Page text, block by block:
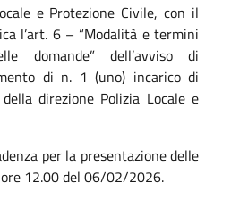
e Protezione Civile, con il
l’art. 6 – “Modalità e termini
domande” dell’avviso di
di n. 1 (uno) incarico di
direzione Polizia Locale e
per la presentazione delle
12.00 del 06/02/2026.